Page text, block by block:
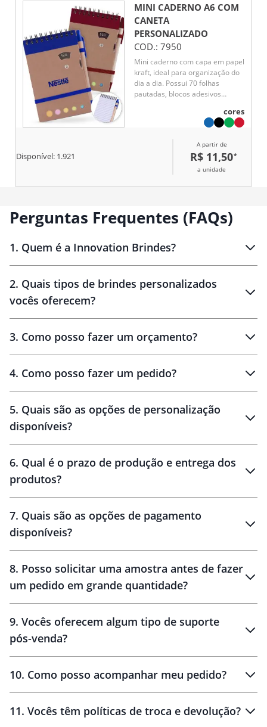
MINI CADERNO A6 COM
CANETA
PERSONALIZADO
COD.: 7950
Mini caderno com capa em papel
kraft, ideal para organização do
dia a dia. Possui 70 folhas
pautadas, blocos adesivos
rotativo na capa com os dias da
semana. Acompanha caneta em
em plástico e escrita azul. Um
brinde corporativo criativo,
funcional e sustentável.
cores
Disponível: 1.921
A partir de
R$ 11,50*
a unidade
Perguntas Frequentes (FAQs)
1. Quem é a Innovation Brindes?
Brindes personalizados
2. Quais tipos de brindes personalizados
vocês oferecem?
personalizados
3. Como posso fazer um orçamento?
brinde
personalização
4. Como posso fazer um pedido?
amostra virtual
5. Quais são as opções de personalização
disponíveis?
6. Qual é o prazo de produção e entrega dos
produtos?
10 dias
brinde
48 horas
7. Quais são as opções de pagamento
disponíveis?
8. Posso solicitar uma amostra antes de fazer
um pedido em grande quantidade?
amostras
9. Vocês oferecem algum tipo de suporte
pós-venda?
10. Como posso acompanhar meu pedido?
11. Vocês têm políticas de troca e devolução?